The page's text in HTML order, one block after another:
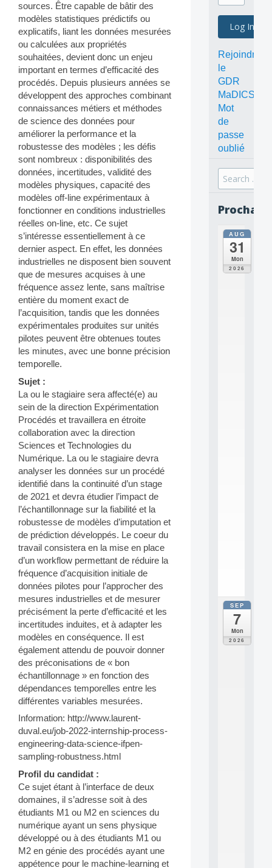
sources. Être capable de bâtir des
modèles statistiques prédictifs ou
explicatifs, liant les données mesurées
ou calculées aux propriétés
souhaitées, devient donc un enjeu
important en termes d’efficacité des
procédés. Depuis plusieurs années se
développent des approches combinant
connaissances métiers et méthodes
de science des données pour
améliorer la performance et la
robustesse des modèles ; les défis
sont nombreux : disponibilités des
données, incertitudes, validité des
modèles physiques, capacité des
modèles off-line expérimentaux à
fonctionner en conditions industrielles
réelles on-line, etc. Ce sujet
s’intéresse essentiellement à ce
dernier aspect. En effet, les données
industrielles ne disposent bien souvent
que de mesures acquises à une
fréquence assez lente, sans maîtrise
entière du moment exact de
l’acquisition, tandis que les données
expérimentales produites sur unités
pilotes peuvent être obtenues toutes
les minutes, avec une bonne précision
temporelle.
Sujet :
La ou le stagiaire sera affecté(e) au
sein de la direction Expérimentation
Procédés et travaillera en étroite
collaboration avec la direction
Sciences et Technologies du
Numérique. La ou le stagiaire devra
analyser les données sur un procédé
identifié dans la continuité d’un stage
de 2021 et devra étudier l’impact de
l’échantillonnage sur la fiabilité et la
robustesse de modèles d’imputation et
de prédiction développés. Le coeur du
travail consistera en la mise en place
d’un workflow permettant de réduire la
fréquence d’acquisition initiale de
données pilotes pour l’approcher des
mesures industrielles et de mesurer
précisément la perte d’efficacité et les
incertitudes induites, et à adapter les
modèles en conséquence. Il est
également attendu de pouvoir donner
des préconisations de « bon
échantillonnage » en fonction des
dépendances temporelles entre les
différentes variables mesurées.
Information: http://www.laurent-
duval.eu/job-2022-internship-process-
engineering-data-science-ifpen-
sampling-robustness.html
Profil du candidat :
Ce sujet étant à l’interface de deux
domaines, il s’adresse soit à des
étudiants M1 ou M2 en sciences du
numérique ayant un sens physique
développé ou à des étudiants M1 ou
M2 en génie des procédés ayant une
appétence pour le machine-learning et
Rejoindre
le
GDR
MaDICS
Mot
de
passe
oublié
Search
for:
AUG
31
Mon
2026
SEP
7
Mon
2026